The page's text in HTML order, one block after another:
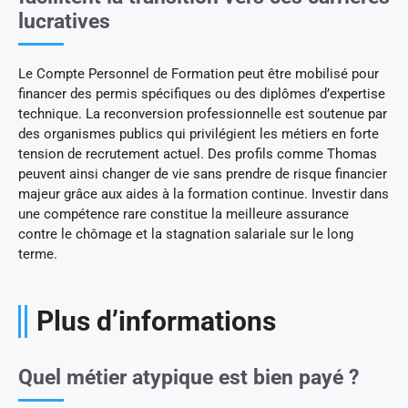
lucratives
Le Compte Personnel de Formation peut être mobilisé pour
financer des permis spécifiques ou des diplômes d’expertise
technique. La reconversion professionnelle est soutenue par
des organismes publics qui privilégient les métiers en forte
tension de recrutement actuel. Des profils comme Thomas
peuvent ainsi changer de vie sans prendre de risque financier
majeur grâce aux aides à la formation continue. Investir dans
une compétence rare constitue la meilleure assurance
contre le chômage et la stagnation salariale sur le long
terme.
Plus d’informations
Quel métier atypique est bien payé ?